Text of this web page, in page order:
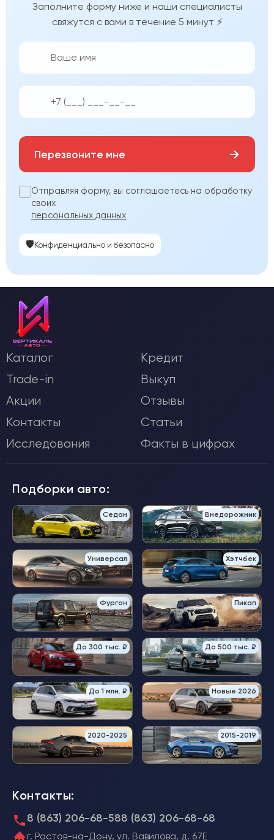
Заполните форму ниже и наши специалисты
свяжутся с вами в течение 5 минут ⚡
Перезвоните мне →
Отправляя форму, вы соглашаетесь на обработку
своих
персональных данных
🛡️Конфиденциально и безопасно
Каталог
Кредит
Trade-in
Выкуп
Акции
Отзывы
Контакты
Статьи
Исследования
Факты в цифрах
Подборки авто:
Седан Внедорожник
Универсал Хэтчбек
Фургон Пикап
До 300 тыс. ₽ До 500 тыс. ₽
До 1 млн. ₽ Новые 2026
2020-2025 2015-2019
Контакты:
8 (863) 206-68-588 (863) 206-68-68
г. Ростов-на-Дону, ул. Вавилова, д. 67Е